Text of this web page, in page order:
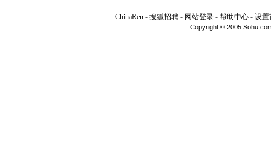
ChinaRen - 搜狐招聘 - 网站登录 - 帮助中心 - 设置
Copyright © 2005